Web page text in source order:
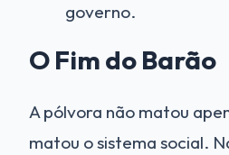
governo.
O Fim do Barão
A pólvora não matou
matou o sistema social.